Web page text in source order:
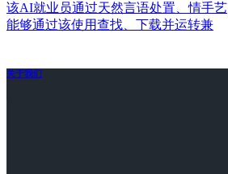
该AI就业员通过天然言语处置、情手艺
能够通过该使用查找、下载并运转兼
关于我们